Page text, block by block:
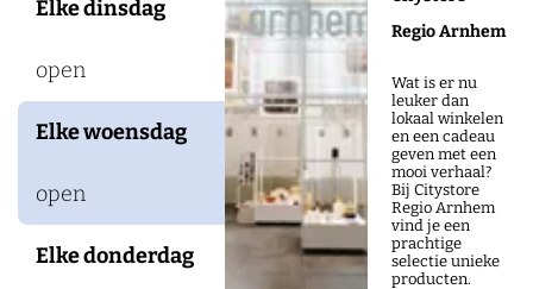
Regio Arnhem
Wat is er nu
leuker dan
lokaal winkelen
en een cadeau
geven met een
mooi verhaal?
Bij Citystore
Regio Arnhem
vind je een
prachtige
selectie unieke
producten.
k
e
n
h
z
Elke dinsdag
open
Elke woensdag
open
Elke donderdag